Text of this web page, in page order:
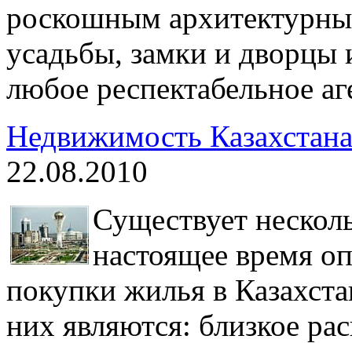
роскошным
усадьбы, замки и дворцы
любое респектабельное
Недвижимость
22.08.2010
Существует
настоящее время
покупки жилья в
них являются: близкое